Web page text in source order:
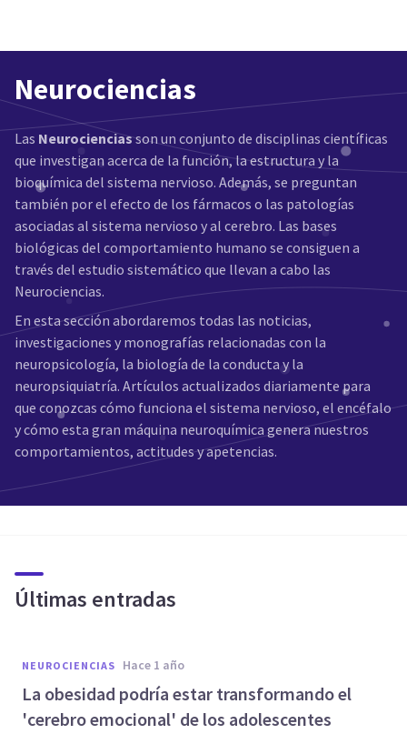
Neurociencias
Las Neurocienciasson un conjunto de disciplinas científicas
que investigan acerca de la función, la estructura y la
bioquímica del sistema nervioso. Además, se preguntan
también por el efecto de los fármacos o las patologías
asociadas al sistema nervioso y al cerebro. Las bases
biológicas del comportamiento humano se consiguen a
través del estudio sistemático que llevan a cabo las
Neurociencias.
En esta sección abordaremos todas las noticias,
investigaciones y monografías relacionadas con la
neuropsicología, la biología de la conducta y la
neuropsiquiatría. Artículos actualizados diariamente para
que conozcas cómo funciona el sistema nervioso, el encéfalo
y cómo esta gran máquina neuroquímica genera nuestros
comportamientos, actitudes y apetencias.
Últimas entradas
NEUROCIENCIAS hace 1 año
La obesidad podría estar transformando el
'cerebro emocional' de los adolescentes